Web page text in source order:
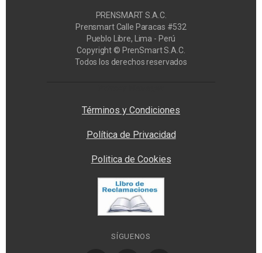
PRENSMART S.A.C.
Prensmart Calle Paracas #532
Pueblo Libre, Lima - Perú
Copyright © PrenSmart S.A.C.
Todos los derechos reservados
Términos y Condiciones
Política de Privacidad
Politica de Cookies
SÍGUENOS